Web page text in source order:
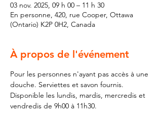
03 nov. 2025, 09 h 00 – 11 h 30
En personne, 420, rue Cooper, Ottawa
(Ontario) K2P 0H2, Canada
À propos de l'événement
Pour les personnes n'ayant pas accès à une
douche. Serviettes et savon fournis.
Disponible les lundis, mardis, mercredis et
vendredis de 9h00 à 11h30.